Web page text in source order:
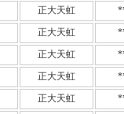
正大天虹
正大天虹
正大天虹
正大天虹
正大天虹